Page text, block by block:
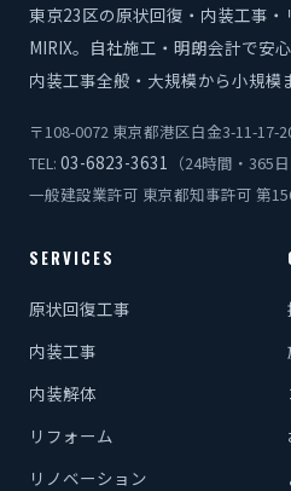
東京23区の原状回復・内装工事
MIRIX。自社施工・明朗会計で安
内装工事全般・大規模から小規模
〒108-0072 東京都港区白金3-11-17-
TEL: 03-6823-3631
（24時間・365日
一般建設業許可 東京都知事許可 第
SERVICES
原状回復工事
内装工事
内装解体
リフォーム
リノベーション